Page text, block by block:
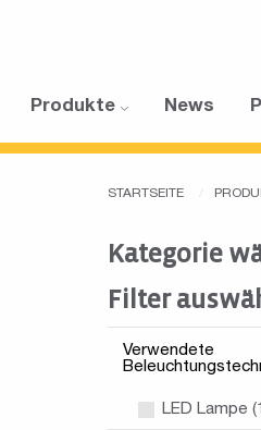
Produkte News
STARTSEITE
Kategorie
Filter
Verwendete
LED Lampe